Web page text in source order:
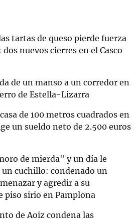
tartas de queso pierde fuerza
nuevos cierres en el Casco
de un manso a un corredor en
de Estella-Lizarra
de 100 metros cuadrados en
un sueldo neto de 2.500 euros
de mierda" y un día le
cuchillo: condenado un
y agredir a su
piso sirio en Pamplona
de Aoiz condena las